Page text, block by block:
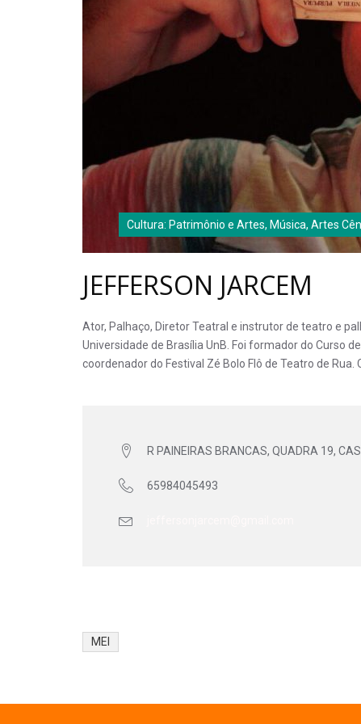
Cultura: Patrimônio e Artes, Música, Artes
JEFFERSON JARCEM
Ator, Palhaço, Diretor Teatral e instrutor de teatro e
Universidade de Brasília UnB. Foi formador do Curso
coordenador do Festival Zé Bolo Flô de Teatro de
R PAINEIRAS BRANCAS, QUADRA 19,
65984045493
MEI